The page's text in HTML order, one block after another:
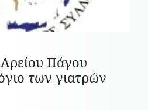
Πάγου
των γιατρών